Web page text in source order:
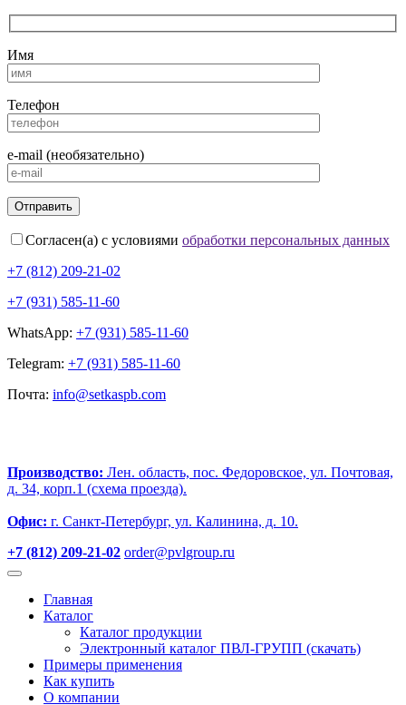
Имя
Телефон
e-mail (необязательно)
Согласен(а) с условиями обработки персональных данных
+7 (812) 209-21-02
+7 (931) 585-11-60
WhatsApp: +7 (931) 585-11-60
Telegram: +7 (931) 585-11-60
Почта: info@setkaspb.com
Производство: Лен. область, пос. Федоровское, ул. Почтовая,
д. 34, корп.1 (схема проезда).
Офис: г. Санкт-Петербург, ул. Калинина, д. 10.
+7 (812) 209-21-02 order@pvlgroup.ru
Главная
Каталог
Каталог продукции
Электронный каталог ПВЛ-ГРУПП (скачать)
Примеры применения
Как купить
О компании